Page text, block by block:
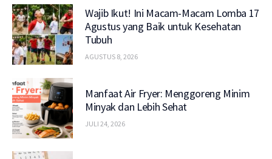
Wajib Ikut! Ini Macam-Macam Lomba 17
Agustus yang Baik untuk Kesehatan
Tubuh
AGUSTUS 8, 2026
Manfaat Air Fryer: Menggoreng Minim
Minyak dan Lebih Sehat
JULI 24, 2026